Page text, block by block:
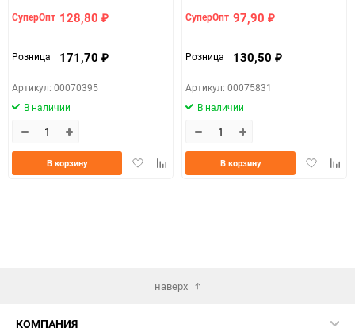
СуперОпт 128,80 ₽
Розница 171,70 ₽
Артикул: 00070395
В наличии
ДобавитьДобавить
В корзину
СуперОпт 97,90 ₽
Розница 130,50 ₽
Артикул: 00075831
В наличии
Добавить
В корзину
наверх
КОМПАНИЯ